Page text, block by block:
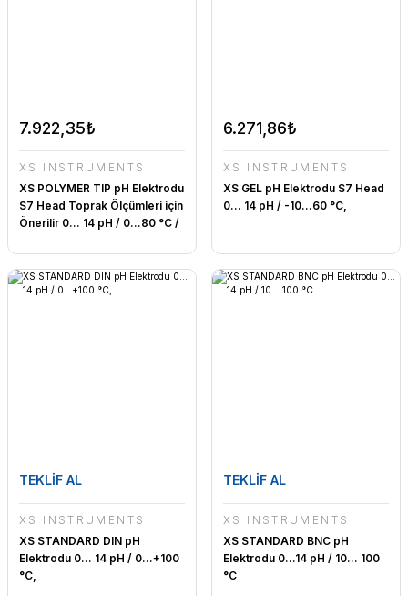
7.922,35₺
XS INSTRUMENTS
XS POLYMER TIP pH Elektrodu
S7 Head Toprak Ölçümleri için
Önerilir 0… 14 pH / 0…80 °C /
6.271,86₺
XS INSTRUMENTS
XS GEL pH Elektrodu S7 Head
0… 14 pH / -10…60 °C,
TEKLİF AL
XS INSTRUMENTS
XS STANDARD DIN pH
Elektrodu 0… 14 pH / 0…+100
°C,
TEKLİF AL
XS INSTRUMENTS
XS STANDARD BNC pH
Elektrodu 0…14 pH / 10… 100
°C